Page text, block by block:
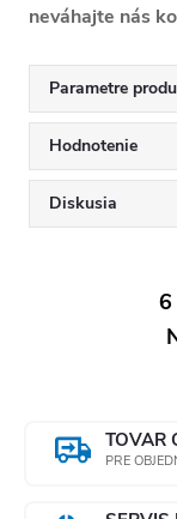
neváhajte nás
Parametre
Hodnotenie
Diskusia
6
TOVAR
PRE